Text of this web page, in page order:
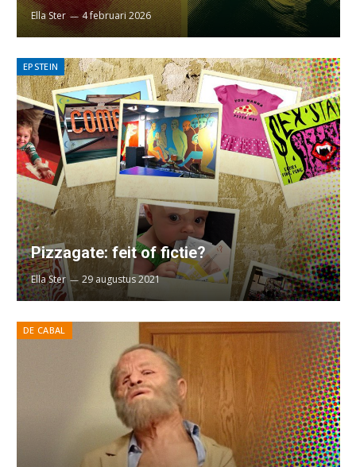
Ella Ster 4 februari 2026
EPSTEIN
Pizzagate: feit of fictie?
Ella Ster 29 augustus 2021
DE CABAL